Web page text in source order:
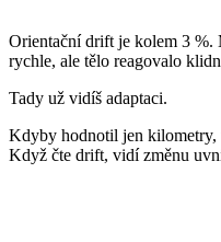
Orientační drift je kolem 3 %.
rychle, ale tělo reagovalo
Tady už vidíš adaptaci.
Kdyby hodnotil jen kilometry,
Když čte drift, vidí změnu